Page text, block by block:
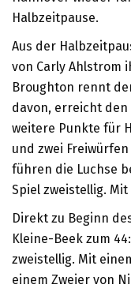
Halbzeitpause.
Aus der
von Carly Ahlstrom
Broughton rennt
davon, erreicht
weitere Punkte für
und zwei
führen die Luchse
Spiel zweistellig.
Direkt zu Beginn
Kleine-Beek zum
zweistellig. Mit
einem Zweier von